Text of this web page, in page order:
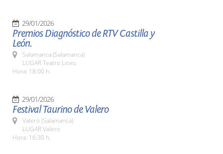
29/01/2026
Premios Diagnóstico de RTV Castilla y
León.
Salamanca (Salamanca)
LUGAR Teatro Liceo.
Hora: 18:00 h.
29/01/2026
Festival Taurino de Valero
Valero (Salamanca)
LUGAR Valero
Hora: 16:30 h.